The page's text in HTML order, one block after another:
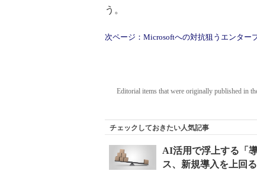
う。
次ページ：Microsoftへの対抗狙うエンター
Editorial items that were originally published in
チェックしておきたい人気記事